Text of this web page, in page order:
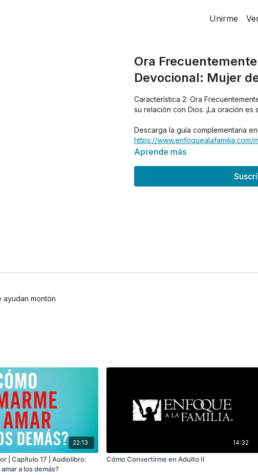
Unirme
Ora
Devocional: Mujer
Característica 2: Ora
su relación con Dios. ¡La oración es
Descarga la guía complementaria
https://www.enfoquealafamilia.com/
Aprende más
ayudan montón
22:13
| Capítulo 17 | Audiolibro:
a los demás?
14:32
Cómo Convertirme en Adulto II